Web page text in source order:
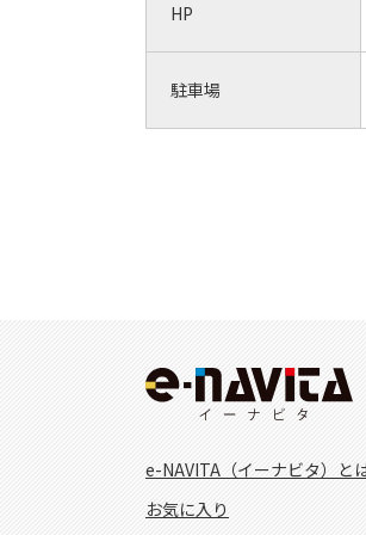
HP
駐車場
e-NAVITA（イーナビタ）と
お気に入り